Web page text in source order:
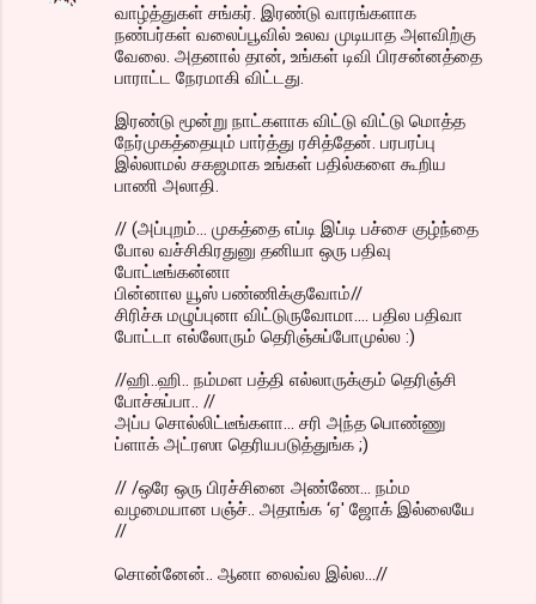
வாழ்த்துகள் சங்கர். இரண்டு வாரங்களாக
நண்பர்கள் வலைப்பூவில் உலவ முடியாத அளவிற்கு
வேலை. அதனால் தான், உங்கள் டிவி பிரசன்னத்தை
பாராட்ட நேரமாகி விட்டது.
இரண்டு மூன்று நாட்களாக விட்டு விட்டு மொத்த
நேர்முகத்தையும் பார்த்து ரசித்தேன். பரபரப்பு
இல்லாமல் சகஜமாக உங்கள் பதில்களை கூறிய
பாணி அலாதி.
// (அப்புறம்... முகத்தை எப்டி இப்டி பச்சை குழ்ந்தை
போல வச்சிகிரதுனு தனியா ஒரு பதிவு
போட்டீங்கன்னா
பின்னால யூஸ் பண்ணிக்குவோம்//
சிரிச்சு மழுப்புனா விட்டுருவோமா.... பதில பதிவா
போட்டா எல்லோரும் தெரிஞ்சுப்போமுல்ல :)
//ஹி..ஹி.. நம்மள பத்தி எல்லாருக்கும் தெரிஞ்சி
போச்சுப்பா.. //
அப்ப சொல்லிட்டீங்களா... சரி அந்த பொண்ணு
ப்ளாக் அட்ரஸா தெரியபடுத்துங்க ;)
// /ஒரே ஒரு பிரச்சினை அண்ணே... நம்ம
வழமையான பஞ்ச்.. அதாங்க ‘ஏ' ஜோக் இல்லையே
//
சொன்னேன்.. ஆனா லைவ்ல இல்ல...//